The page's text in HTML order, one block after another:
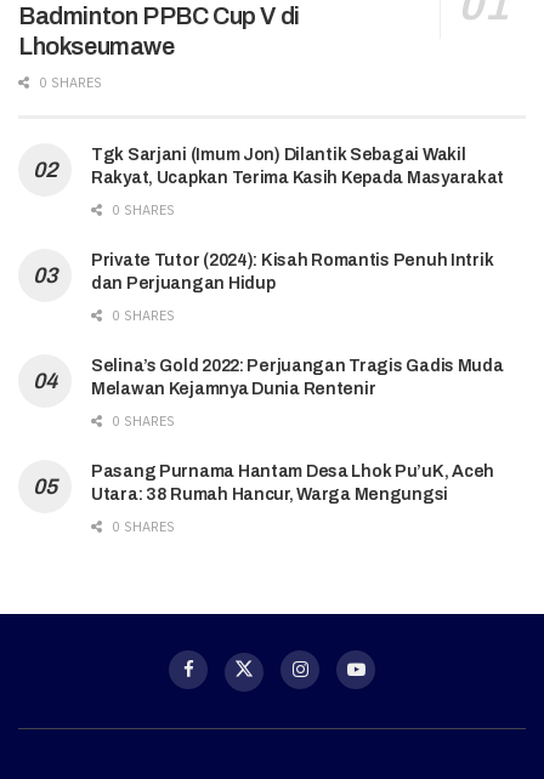
Badminton PPBC Cup V di
Lhokseumawe
0 SHARES
Tgk Sarjani (Imum Jon) Dilantik Sebagai Wakil
Rakyat, Ucapkan Terima Kasih Kepada Masyarakat
0 SHARES
Private Tutor (2024): Kisah Romantis Penuh Intrik
dan Perjuangan Hidup
0 SHARES
Selina’s Gold 2022: Perjuangan Tragis Gadis Muda
Melawan Kejamnya Dunia Rentenir
0 SHARES
Pasang Purnama Hantam Desa Lhok Pu’uK, Aceh
Utara: 38 Rumah Hancur, Warga Mengungsi
0 SHARES